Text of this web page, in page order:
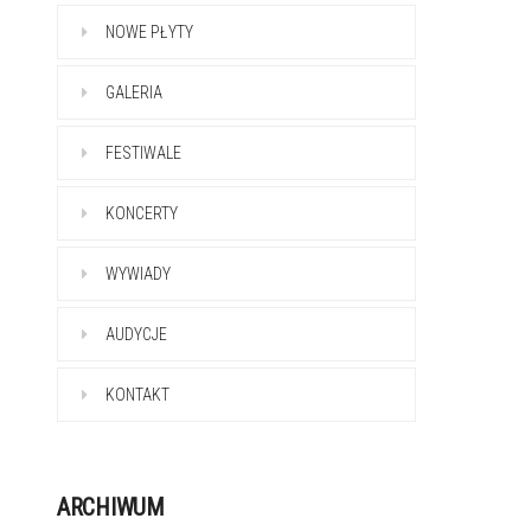
NOWE PŁYTY
GALERIA
FESTIWALE
KONCERTY
WYWIADY
AUDYCJE
KONTAKT
ARCHIWUM